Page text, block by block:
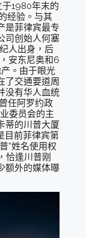
1980年末的
经验。与其
是菲律宾最专
司创始人何塞
人出身，后
安东尼奥和6
。由于眼光
了交通要道周
没有华人血统
任阿罗约政
委员会的主
蒂的川普大厦
目前菲律宾第
”姓名使用权
恰逢川普刚
额外的媒体曝